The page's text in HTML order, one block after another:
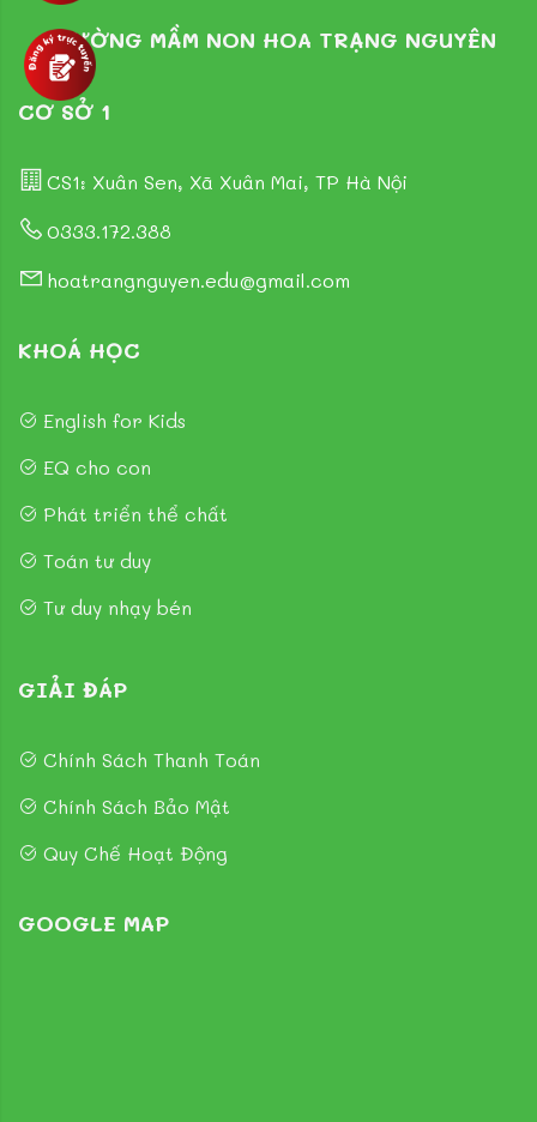
TRƯỜNG MẦM NON HOA TRẠNG NGUYÊN
CƠ SỞ 1
CS1: Xuân Sen, Xã Xuân Mai, TP Hà Nội
0333.172.388
hoatrangnguyen.edu@gmail.com
KHOÁ HỌC
English for Kids
EQ cho con
Phát triển thể chất
Toán tư duy
Tư duy nhạy bén
GIẢI ĐÁP
Chính Sách Thanh Toán
Chính Sách Bảo Mật
Quy Chế Hoạt Động
GOOGLE MAP